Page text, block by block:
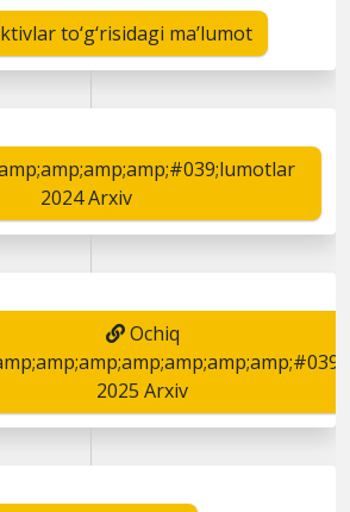
to‘g‘risidagi ma’lumot
2024 Arxiv
Ochiq
2025 Arxiv